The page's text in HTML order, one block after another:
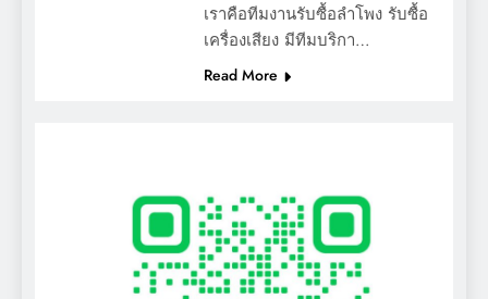
เราคือทีมงานรับซื้อลำโพง รับซื้อ
เครื่องเสียง มีทีมบริกา…
Read More